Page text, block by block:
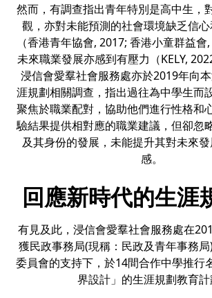
然而，有調查指出青年特別是高中生，
觀，亦對未能預測的社會環境缺乏信
（香港青年協會, 2017; 香港小童群益
未來職業發展亦感到有壓力（KELY,
浸信會愛羣社會服務處亦於2019年向
涯規劃相關調查，指出過往為中學生而
聚焦於職業配對，協助他們進行性格和
驗結果提供相對應的職業建議，但卻忽
及其身份的發展，未能提升其對未來
感。
回應新時代的生涯
有見及此，浸信會愛羣社會服務處在
獲民政事務局(現稱：民政及青年事務
委員會的支持下，於14間合作中學推行
界設計」的生涯規劃教育計